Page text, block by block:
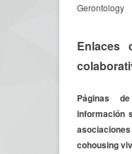
Gerontology
Enlaces
Páginas
información
cohousing